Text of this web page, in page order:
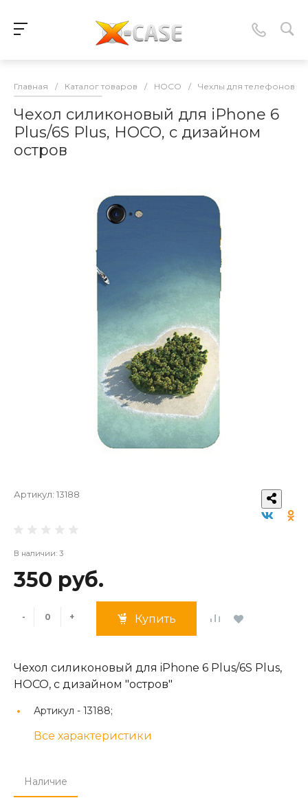
Главная / Каталог товаров / HOCO / Чехлы для телефонов
Чехол силиконовый для iPhone 6
Plus/6S Plus, HOCO, с дизайном
остров
Артикул: 13188
В наличии: 3
350 руб.
- + Купить
Чехол силиконовый для iPhone 6 Plus/6S Plus,
HOCO, с дизайном "остров"
Артикул - 13188;
Все характеристики
Наличие